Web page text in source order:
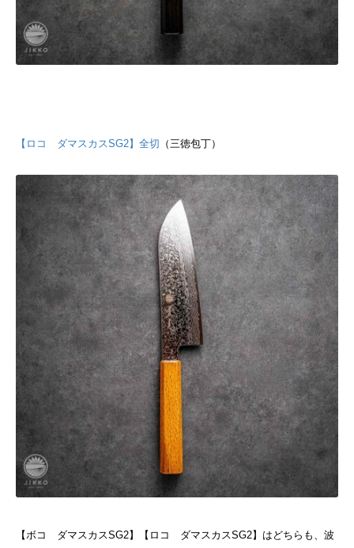
【ロコ ダマスカスSG2】全切 （三徳包丁）
【ボコ ダマスカスSG2】【ロコ ダマスカスSG2】はどちらも、波